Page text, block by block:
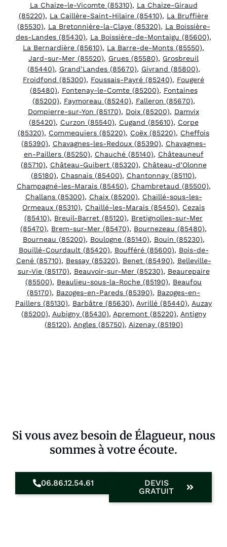
La Chaize-le-Vicomte (85310), La Chaize-Giraud
(85220), La Caillère-Saint-Hilaire (85410), La Bruffière
(85530), La Bretonnière-la-Claye (85320), La Boissière-
des-Landes (85430), La Boissière-de-Montaigu (85600),
La Bernardière (85610), La Barre-de-Monts (85550),
Jard-sur-Mer (85520), Grues (85580), Grosbreuil
(85440), Grand’Landes (85670), Givrand (85800),
Froidfond (85300), Foussais-Payré (85240), Fougeré
(85480), Fontenay-le-Comte (85200), Fontaines
(85200), Faymoreau (85240), Falleron (85670),
Dompierre-sur-Yon (85170), Doix (85200), Damvix
(85420), Curzon (85540), Cugand (85610), Corpe
(85320), Commequiers (85220), Coëx (85220), Cheffois
(85390), Chavagnes-les-Redoux (85390), Chavagnes-
en-Paillers (85250), Chauché (85140), Châteauneuf
(85710), Château-Guibert (85320), Château-d’Olonne
(85180), Chasnais (85400), Chantonnay (85110),
Champagné-les-Marais (85450), Chambretaud (85500),
Challans (85300), Chaix (85200), Chaillé-sous-les-
Ormeaux (85310), Chaillé-les-Marais (85450), Cezais
(85410), Breuil-Barret (85120), Bretignolles-sur-Mer
(85470), Brem-sur-Mer (85470), Bournezeau (85480),
Bourneau (85200), Boulogne (85140), Bouin (85230),
Bouillé-Courdault (85420), Boufféré (85600), Bois-de-
Cené (85710), Bessay (85320), Benet (85490), Belleville-
sur-Vie (85170), Beauvoir-sur-Mer (85230), Beaurepaire
(85500), Beaulieu-sous-la-Roche (85190), Beaufou
(85170), Bazoges-en-Pareds (85390), Bazoges-en-
Paillers (85130), Barbâtre (85630), Avrillé (85440), Auzay
(85200), Aubigny (85430), Apremont (85220), Antigny
(85120), Angles (85750), Aizenay (85190)
Si vous avez besoin de Élagueur, nous
sommes à votre écoute.
06.86.12.54.61
DEVIS
GRATUIT